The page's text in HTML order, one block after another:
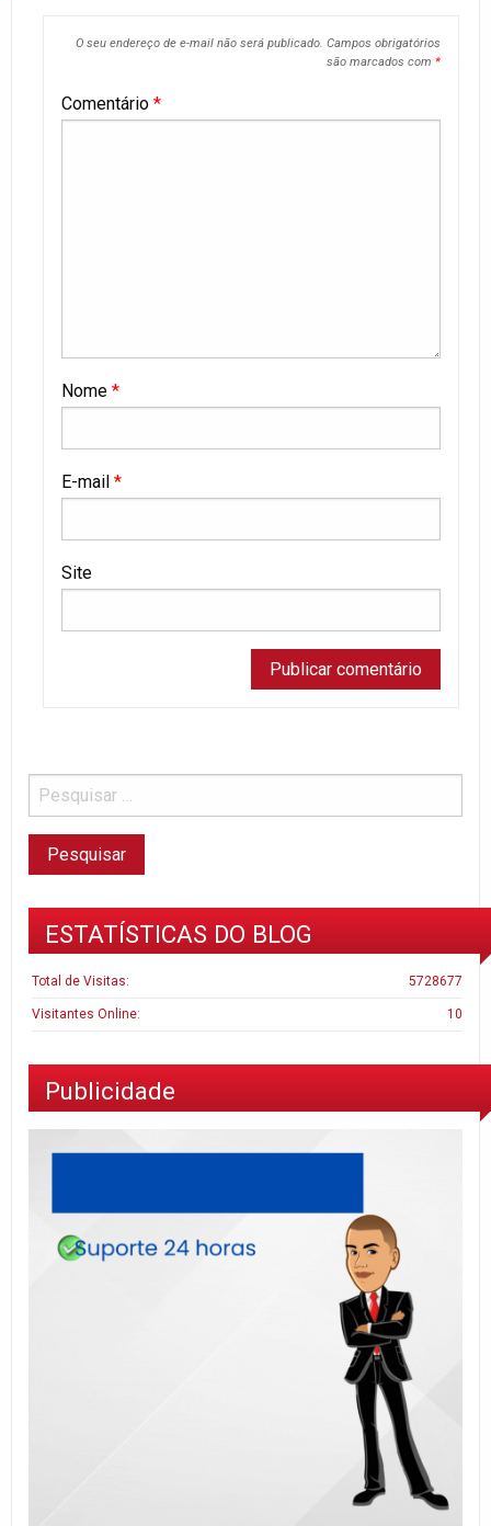
O seu endereço de e-mail não será publicado. Campos obrigatórios
são marcados com *
Comentário *
Nome *
E-mail *
Site
ESTATÍSTICAS DO BLOG
5728677
Total de Visitas:
10
Visitantes Online:
Publicidade